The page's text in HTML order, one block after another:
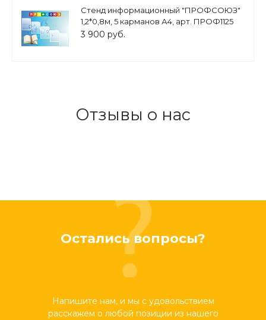
Стенд информационный "ПРОФСОЮЗ"
1,2*0,8м, 5 карманов А4, арт. ПРОФ1125
3 900 руб.
Отзывы о нас
Остались вопросы?
Напишите нам, и мы с удовольствием
расскажем о любой позиции из нашего